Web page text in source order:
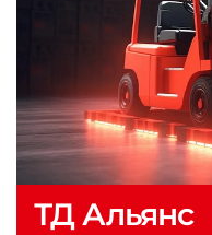
ТД Альянс